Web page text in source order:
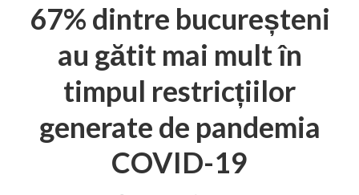
67% dintre bucureșteni
au gătit mai mult în
timpul restricțiilor
generate de pandemia
COVID-19